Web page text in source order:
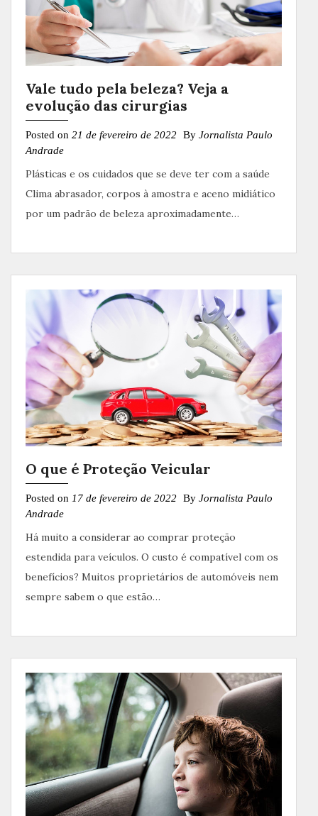
Vale tudo pela beleza? Veja a
evolução das cirurgias
Posted on 21 de fevereiro de 2022 By Jornalista Paulo
Andrade
Plásticas e os cuidados que se deve ter com a saúde
Clima abrasador, corpos à amostra e aceno midiático
por um padrão de beleza aproximadamente…
O que é Proteção Veicular
Posted on 17 de fevereiro de 2022 By Jornalista Paulo
Andrade
Há muito a considerar ao comprar proteção
estendida para veículos. O custo é compatível com os
benefícios? Muitos proprietários de automóveis nem
sempre sabem o que estão…